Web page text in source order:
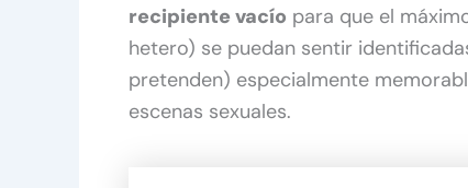
recipiente vacío para que el
hetero) se puedan sentir
pretenden) especialmente
escenas sexuales.